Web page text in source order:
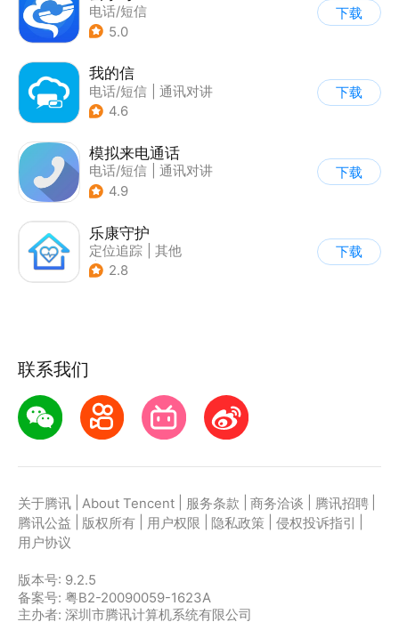
电话/短信
5.0
下载
我的信
电话/短信
通讯对讲
4.6
下载
模拟来电通话
电话/短信
通讯对讲
4.9
下载
乐康守护
定位追踪
其他
| 电话/短信
2.8
下载
联系我们
关于腾讯 About Tencent 服务条款 商务洽谈 腾讯招聘
腾讯公益
版权所有 用户权限 隐私政策 侵权投诉指引
用户协议
版本号: 9.2.5
备案号: 粤B2-20090059-1623A
主办者: 深圳市腾讯计算机系统有限公司